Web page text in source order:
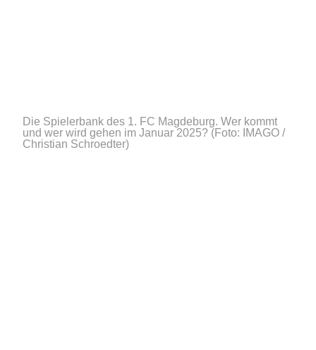
Die Spielerbank des 1. FC Magdeburg. Wer kommt
und wer wird gehen im Januar 2025? (Foto: IMAGO /
Christian Schroedter)